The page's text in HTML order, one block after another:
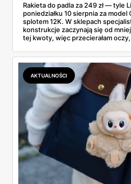
Rakieta do padla za 249 zł — tyle
poniedziałku 10 sierpnia za
splotem 12K. W sklepach
konstrukcje zaczynają się od
tej kwoty, więc przecierałam
najszybciej rosnący sport w
lawinowo, a chętnych jeszcze
dokładnie dostajemy za te
faktycznie wystarczy.
AKTUALNOŚCI